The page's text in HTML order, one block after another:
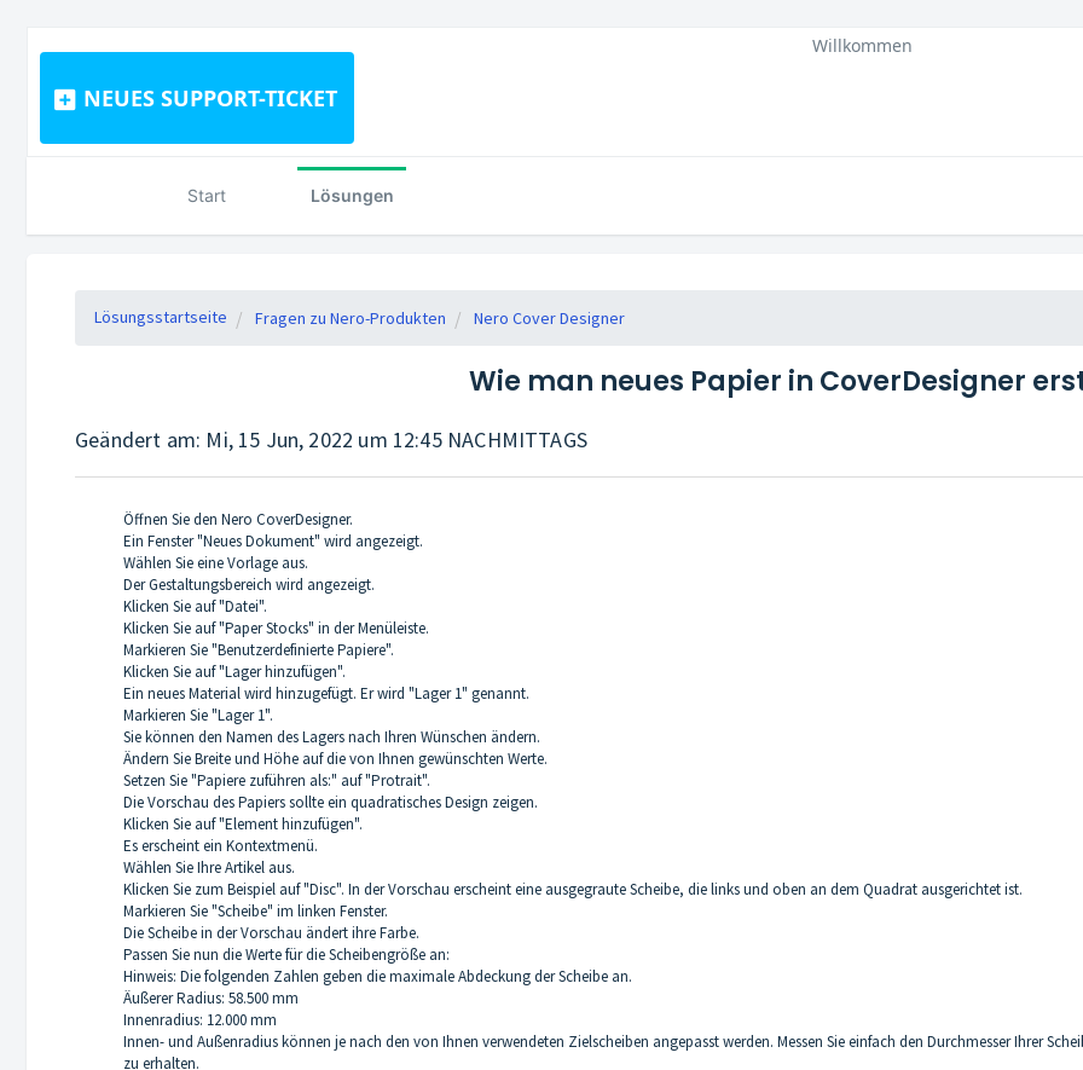
NEUES SUPPORT-TICKET
Willkommen
Start Lösungen
Lösungsstartseite Fragen zu Nero-Produkten Nero Cover Designer
Wie man neues Papier in CoverDesigner
Geändert am: Mi, 15 Jun, 2022 um 12:45 NACHMITTAGS
Öffnen Sie den Nero CoverDesigner.
Ein Fenster "Neues Dokument" wird angezeigt.
Wählen Sie eine Vorlage aus.
Der Gestaltungsbereich wird angezeigt.
Klicken Sie auf "Datei".
Klicken Sie auf "Paper Stocks" in der Menüleiste.
Markieren Sie "Benutzerdefinierte Papiere".
Klicken Sie auf "Lager hinzufügen".
Ein neues Material wird hinzugefügt. Er wird "Lager 1" genannt.
Markieren Sie "Lager 1".
Sie können den Namen des Lagers nach Ihren Wünschen ändern.
Ändern Sie Breite und Höhe auf die von Ihnen gewünschten Werte.
Setzen Sie "Papiere zuführen als:" auf "Protrait".
Die Vorschau des Papiers sollte ein quadratisches Design zeigen.
Klicken Sie auf "Element hinzufügen".
Es erscheint ein Kontextmenü.
Wählen Sie Ihre Artikel aus.
Klicken Sie zum Beispiel auf "Disc". In der Vorschau erscheint eine ausgegraute Scheibe, die links und oben an dem Quadrat ausgerichtet ist.
Markieren Sie "Scheibe" im linken Fenster.
Die Scheibe in der Vorschau ändert ihre Farbe.
Passen Sie nun die Werte für die Scheibengröße an:
Hinweis: Die folgenden Zahlen geben die maximale Abdeckung der Scheibe an.
Äußerer Radius: 58.500 mm
Innenradius: 12.000 mm
Innen- und Außenradius können je nach den von Ihnen verwendeten Zielscheiben angepasst werden. Messen Sie einfach den Durchmesser Ihrer
zu erhalten.